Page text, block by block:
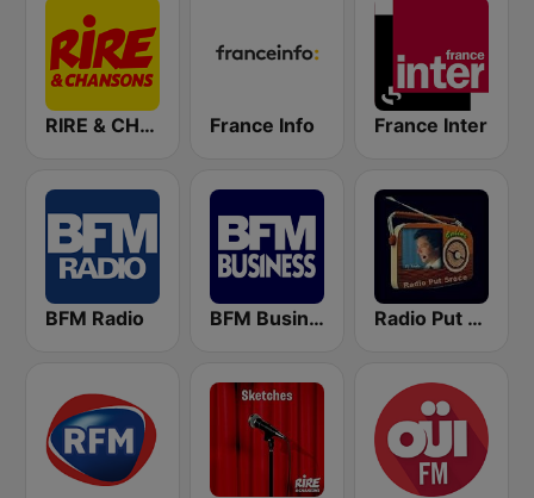
RIRE & CHANSONS France Info France Inter
BFM Radio BFM Business 100.8 FM Radio Put Sreće